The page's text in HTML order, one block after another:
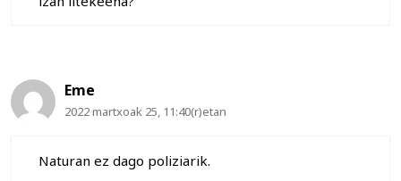
Eme
2022 martxoak 25, 11:40(r)etan
Naturan ez dago poliziarik.